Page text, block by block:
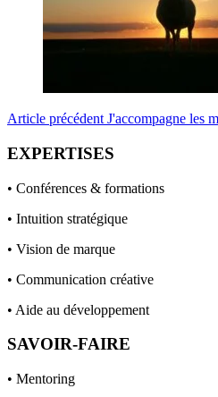
Article précédent J'accompagne les
EXPERTISES
• Conférences & formations
• Intuition stratégique
• Vision de marque
• Communication créative
• Aide au développement
SAVOIR-FAIRE
• Mentoring